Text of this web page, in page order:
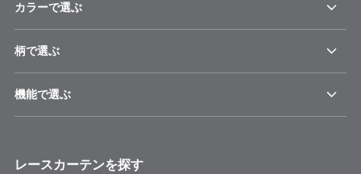
カラーで選ぶ
柄で選ぶ
機能で選ぶ
レースカーテンを探す